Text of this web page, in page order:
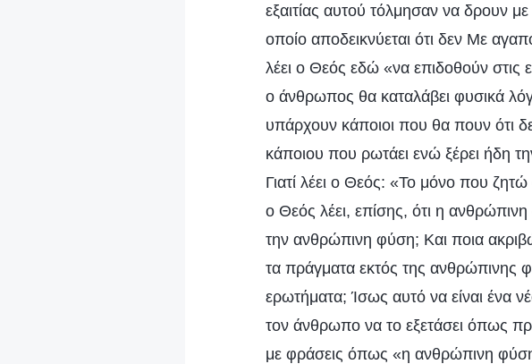
εξαιτίας αυτού τόλμησαν να δρουν
οποίο αποδεικνύεται ότι δεν Με
λέει ο Θεός εδώ «να επιδοθούν
ο άνθρωπος θα καταλάβει φυσικά
υπάρχουν κάποιοι που θα πουν ότι
κάποιου που ρωτάει ενώ ξέρει ήδη
Γιατί λέει ο Θεός: «Το μόνο που
ο Θεός λέει, επίσης, ότι η ανθρώπινη
την ανθρώπινη φύση; Και ποια
τα πράγματα εκτός της ανθρώπινης
ερωτήματα; Ίσως αυτό να είναι ένα
τον άνθρωπο να το εξετάσει όπως
με φράσεις όπως «η ανθρώπινη φύση